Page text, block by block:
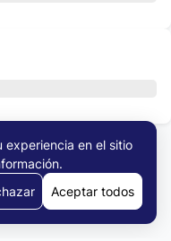
Trabajos
experiencia en el sitio
.
Aceptar todos